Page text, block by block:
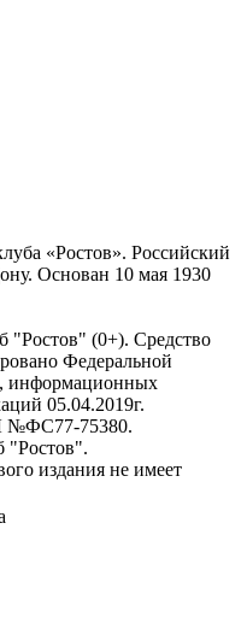
«Ростов». Российский
Основан 10 мая 1930
"Ростов" (0+). Средство
Федеральной
информационных
05.04.2019г.
№ФС77-75380.
"Ростов".
издания не имеет